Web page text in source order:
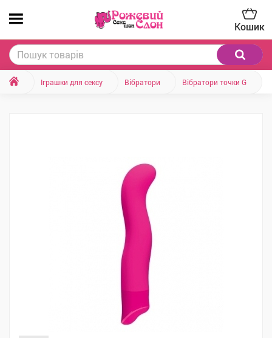
Кошик
Іграшки для сексу Вібратори Вібратори точки G